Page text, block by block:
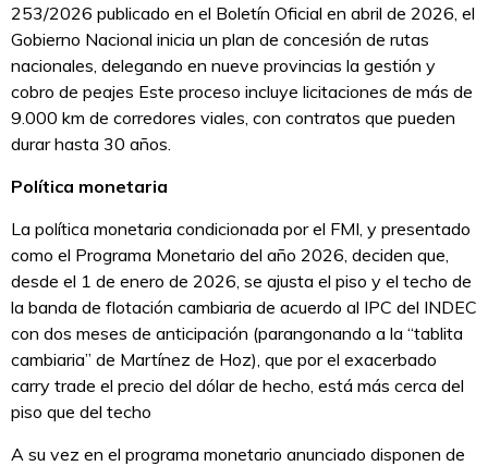
253/2026 publicado en el Boletín Oficial en abril de 2026, el
Gobierno Nacional inicia un plan de concesión de rutas
nacionales, delegando en nueve provincias la gestión y
cobro de peajes Este proceso incluye licitaciones de más de
9.000 km de corredores viales, con contratos que pueden
durar hasta 30 años.
Política monetaria
La política monetaria condicionada por el FMI, y presentado
como el Programa Monetario del año 2026, deciden que,
desde el 1 de enero de 2026, se ajusta el piso y el techo de
la banda de flotación cambiaria de acuerdo al IPC del INDEC
con dos meses de anticipación (parangonando a la “tablita
cambiaria” de Martínez de Hoz), que por el exacerbado
carry trade el precio del dólar de hecho, está más cerca del
piso que del techo
A su vez en el programa monetario anunciado disponen de